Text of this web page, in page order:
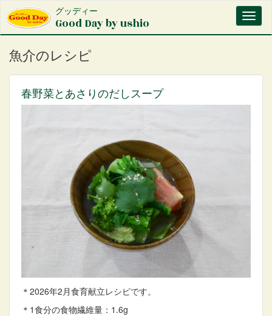
イ
グッディー
Good Day by ushio
魚介のレシピ
春野菜とあさりのだしスープ
＊2026年2月食育献立レシピです。
＊1食分の食物繊維量：1.6g